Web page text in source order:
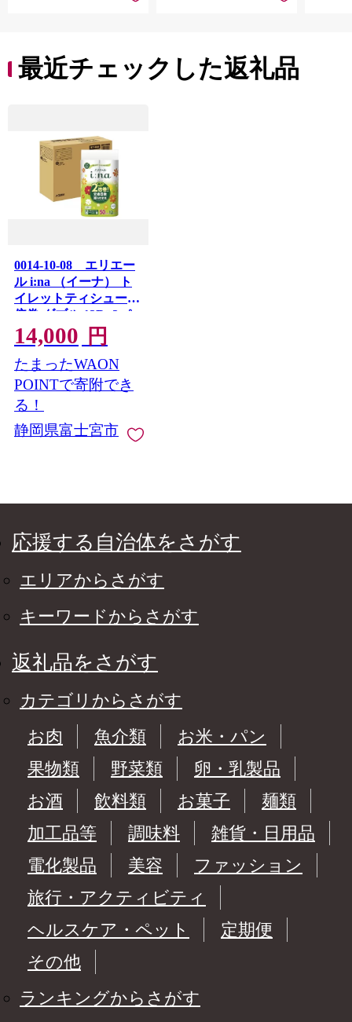
最近チェックした返礼品
0014-10-08 エリエー
ル i:na （イーナ） ト
イレットティシュー 2
倍巻 ダブル 12R×3パ
ック 36個 【ハーフケ
ース】 50m 36ロール
ダブル トイレットペ
ーパー
14,000 円
たまったWAON
POINTで寄附でき
る！
静岡県富士宮市
応援する自治体をさがす
エリアからさがす
キーワードからさがす
返礼品をさがす
カテゴリからさがす
お肉
魚介類
お米・パン
果物類
野菜類
卵・乳製品
お酒
飲料類 お菓子
麺類
加工品等
調味料
雑貨・日用品
電化製品
美容
ファッション
旅行・アクティビティ
ヘルスケア・ペット
定期便
その他
ランキングからさがす